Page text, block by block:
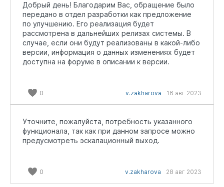
Добрый день! Благодарим Вас, обращение было
передано в отдел разработки как предложение
по улучшению. Его реализация будет
рассмотрена в дальнейших релизах системы. В
случае, если они будут реализованы в какой-либо
версии, информация о данных изменениях будет
доступна на форуме в описании к версии.
0 v.zakharova 16 авг 2023
Уточните, пожалуйста, потребность указанного
функционала, так как при данном запросе можно
предусмотреть эскалационный выход.
0 v.zakharova 28 авг 2023